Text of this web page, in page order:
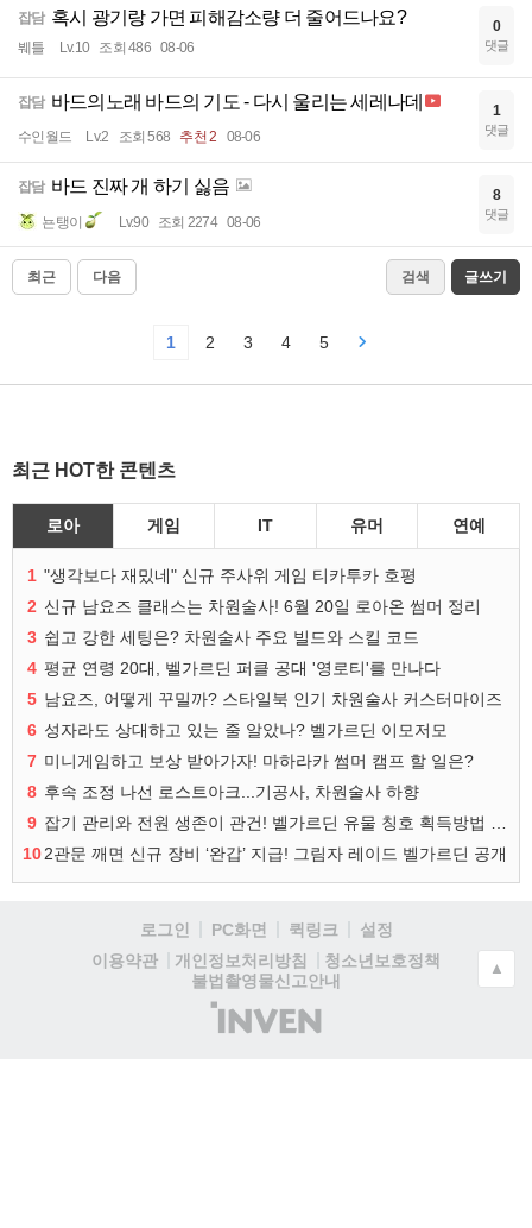
잡담 혹시 광기랑 가면 피해감소량 더 줄어드나요?
붸틀 Lv.10 조회 486 08-06
0
댓글
잡담 바드의노래 바드의 기도 - 다시 울리는 세레나데
수인월드 Lv.2 조회 568 추천 2 08-06
1
댓글
잡담 바드 진짜 개 하기 싫음
뇬탱이 Lv.90 조회 2274 08-06
8
댓글
최근 다음 검색 글쓰기
1 2 3 4 5
최근 HOT한 콘텐츠
로아 게임 IT 유머 연예
1 "생각보다 재밌네" 신규 주사위 게임 티카투카 호평
2 신규 남요즈 클래스는 차원술사! 6월 20일 로아온 썸머 정리
3 쉽고 강한 세팅은? 차원술사 주요 빌드와 스킬 코드
4 평균 연령 20대, 벨가르딘 퍼클 공대 '영로티'를 만나다
5 남요즈, 어떻게 꾸밀까? 스타일북 인기 차원술사 커스터마이즈
6 성자라도 상대하고 있는 줄 알았나? 벨가르딘 이모저모
7 미니게임하고 보상 받아가자! 마하라카 썸머 캠프 할 일은?
8 후속 조정 나선 로스트아크...기공사, 차원술사 하향
9
102관문 깨면 신규 장비 ‘완갑’ 지급! 그림자 레이드 벨가르딘 공개
로그인 PC화면 퀵링크
설정
이용약관
개인정보처리방침
청소년보호정책
불법촬영물신고안내
(주)
인
▲